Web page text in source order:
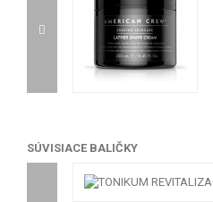
SÚVISIACE BALIČKY